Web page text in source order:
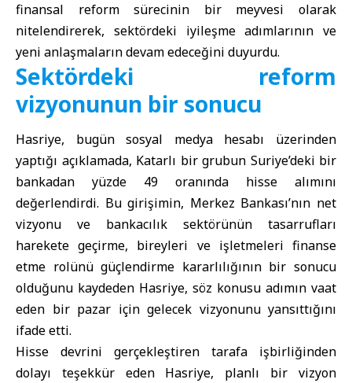
finansal reform sürecinin bir meyvesi olarak
nitelendirerek, sektördeki iyileşme adımlarının ve
yeni anlaşmaların devam edeceğini duyurdu.
Sektördeki reform
vizyonunun bir sonucu
Hasriye, bugün sosyal medya hesabı üzerinden
yaptığı açıklamada, Katarlı bir grubun Suriye’deki bir
bankadan yüzde 49 oranında hisse alımını
değerlendirdi. Bu girişimin, Merkez Bankası’nın net
vizyonu ve bankacılık sektörünün tasarrufları
harekete geçirme, bireyleri ve işletmeleri finanse
etme rolünü güçlendirme kararlılığının bir sonucu
olduğunu kaydeden Hasriye, söz konusu adımın vaat
eden bir pazar için gelecek vizyonunu yansıttığını
ifade etti.
Hisse devrini gerçekleştiren tarafa işbirliğinden
dolayı teşekkür eden Hasriye, planlı bir vizyon